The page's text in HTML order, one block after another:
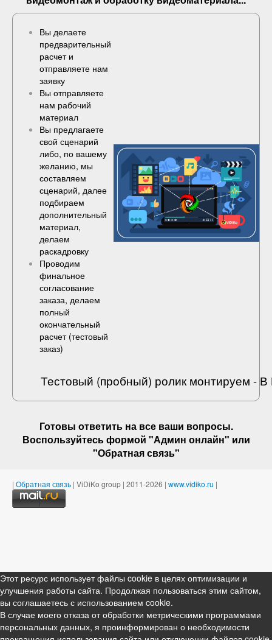
Вы делаете
предварительный
расчет и
отправляете нам
заявку
Вы отправляете
нам рабочий
материал
Вы предлагаете
свой сценарий
либо, по вашему
желанию, мы
составляем
сценарий, далее
подбираем
дополнительный
материал,
делаем
раскадровку
Проводим
финальное
согласование
заказа, делаем
полный
окончательный
расчет (тестовый
заказ)
Тестовый (пробный) ролик монтируем -
Готовы ответить на все ваши вопросы.
Воспользуйтесь формой "Админ онлайн" или
"Обратная связь"
| Обратная связь | ViDiKo group | 2011-2026 | www.vidiko.ru |
Этот ресурс использует файлы cookie в целях оптимизации и
улучшения работы сайта. Продолжая пользоваться этим сайтом,
вы соглашаетесь с использованием cookie.
В случае моего отказа от обработки метрическими программами
персональных данных, я проинформирован о необходимости